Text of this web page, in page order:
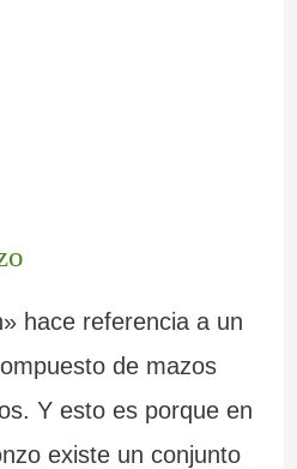
hace referencia a un
de mazos
Y esto es porque en
existe un conjunto